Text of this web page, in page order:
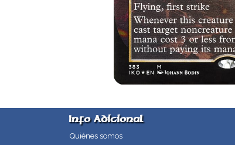
Info Adicional
Quiénes somos